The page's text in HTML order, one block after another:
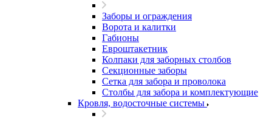
Заборы и ограждения
Ворота и калитки
Габионы
Евроштакетник
Колпаки для заборных столбов
Секционные заборы
Сетка для забора и проволока
Столбы для забора и комплектующие
Кровля, водосточные системы